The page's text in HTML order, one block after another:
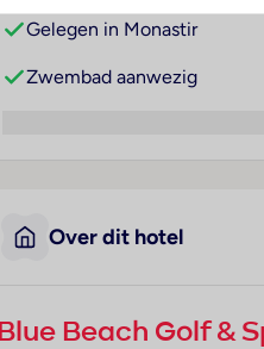
Gelegen in Monastir
Zwembad aanwezig
Over dit hotel
Blue Beach Golf &